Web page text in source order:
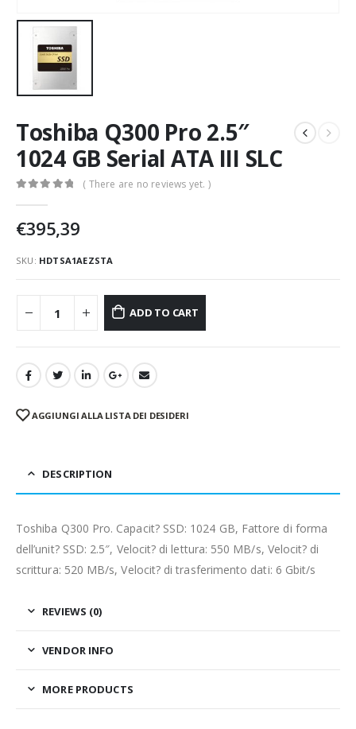
Toshiba Q300 Pro 2.5″
1024 GB Serial ATA III SLC
( There are no reviews yet. )
€395,39
SKU: HDTSA1AEZSTA
ADD TO CART
AGGIUNGI ALLA LISTA DEI DESIDERI
DESCRIPTION
Toshiba Q300 Pro. Capacit? SSD: 1024 GB, Fattore di forma
dell’unit? SSD: 2.5″, Velocit? di lettura: 550 MB/s, Velocit? di
scrittura: 520 MB/s, Velocit? di trasferimento dati: 6 Gbit/s
REVIEWS (0)
VENDOR INFO
MORE PRODUCTS